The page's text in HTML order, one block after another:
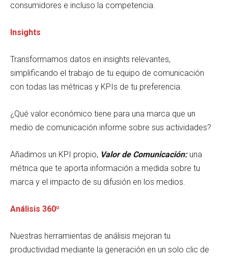
consumidores e incluso la competencia.
Insights
Transformamos datos en insights relevantes,
simplificando el trabajo de tu equipo de comunicación
con todas las métricas y KPIs de tu preferencia.
¿Qué valor económico tiene para una marca que un
medio de comunicación informe sobre sus actividades?
Añadimos un KPI propio, Valor de Comunicación:una
métrica que te aporta información a medida sobre tu
marca y el impacto de su difusión en los medios.
Análisis 360º
Nuestras herramientas de análisis mejoran tu
productividad mediante la generación en un solo clic de